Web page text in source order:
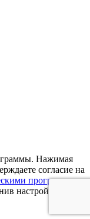
Нажимая
согласие на
программами.
настройки